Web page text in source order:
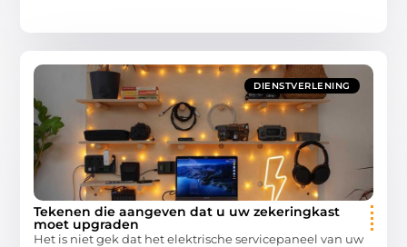
DIENSTVERLENING
Tekenen die aangeven dat u uw zekeringkast
moet upgraden
Het is niet gek dat het elektrische servicepaneel van uw